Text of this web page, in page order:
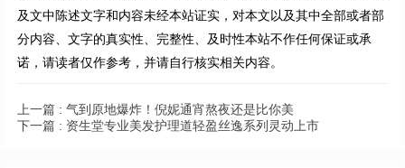
及文中陈述文字和内容未经本站证实，对本文以及其中全部或者部
分内容、文字的真实性、完整性、及时性本站不作任何保证或承
诺，请读者仅作参考，并请自行核实相关内容。
上一篇 : 气到原地爆炸！倪妮通宵熬夜还是比你美
下一篇 : 资生堂专业美发护理道轻盈丝逸系列灵动上市